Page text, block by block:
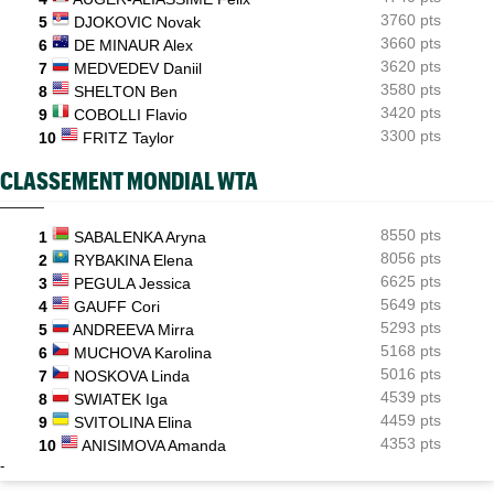
5
DJOKOVIC Novak
3760 pts
6
DE MINAUR Alex
3660 pts
7
MEDVEDEV Daniil
3620 pts
8
SHELTON Ben
3580 pts
9
COBOLLI Flavio
3420 pts
10
FRITZ Taylor 3300 pts
CLASSEMENT MONDIAL WTA
1 SABALENKA Aryna
8550 pts
2
RYBAKINA Elena
8056 pts
3
PEGULA Jessica
6625 pts
4
GAUFF Cori
5649 pts
5
ANDREEVA Mirra
5293 pts
6
MUCHOVA Karolina
5168 pts
7
NOSKOVA Linda
5016 pts
8
SWIATEK Iga
4539 pts
9
SVITOLINA Elina
4459 pts
10
ANISIMOVA Amanda 4353 pts
-